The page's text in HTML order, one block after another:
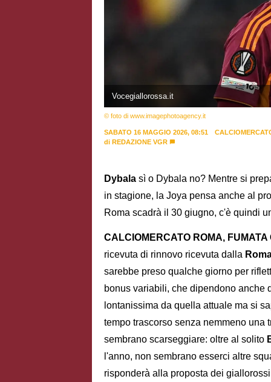
Vocegiallorossa.it
© foto di www.imagephotoagency.it
SABATO 16 MAGGIO 2026, 08:51
di REDAZIONE VGR
Dybala sì o Dybala no? Mentre si
in stagione, la Joya pensa anche al
Roma scadrà il 30 giugno, c'è quindi
CALCIOMERCATO ROMA, FUMATA
ricevuta di rinnovo ricevuta dalla
sarebbe preso qualche giorno per
bonus variabili, che dipendono anche
lontanissima da quella attuale ma si
tempo trascorso senza nemmeno una
sembrano scarseggiare: oltre al solito
l'anno, non sembrano esserci altre
risponderà alla proposta dei